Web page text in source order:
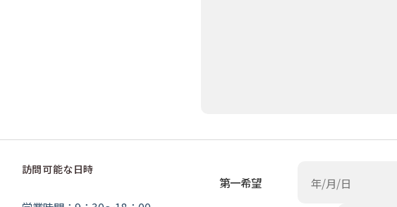
訪問可能な日時
第一希望